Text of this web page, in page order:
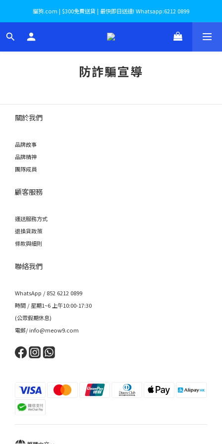
貓狗.com | $300免費送貨 | 最快即日送達! Whatsapp:6212 0899
防詐騙宣導
關於我們
品牌故事
品牌精神
團隊成員
顧客服務
運送服務方式
退換貨政策
條款與細則
聯絡我們
WhatsApp / 852 6212 0899
時間 / 星期1~6 上午10:00-17:30
(公眾假期休息)
電郵/ info@meow9.com